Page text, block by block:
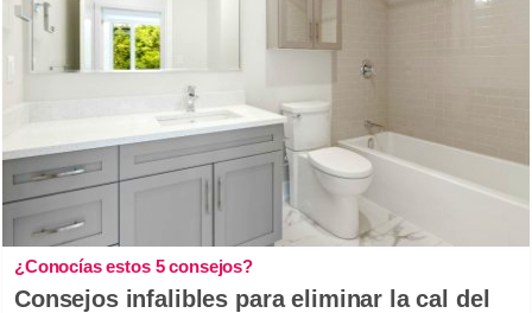
¿Conocías estos 5 consejos?
Consejos infalibles para eliminar la cal del